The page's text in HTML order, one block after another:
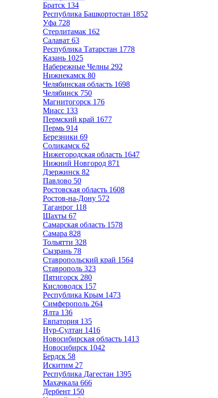
Братск 134
Республика Башкортостан 1852
Уфа 728
Стерлитамак 162
Салават 63
Республика Татарстан 1778
Казань 1025
Набережные Челны 292
Нижнекамск 80
Челябинская область 1698
Челябинск 750
Магнитогорск 176
Миасс 133
Пермский край 1677
Пермь 914
Березники 69
Соликамск 62
Нижегородская область 1647
Нижний Новгород 871
Дзержинск 82
Павлово 50
Ростовская область 1608
Ростов-на-Дону 572
Таганрог 118
Шахты 67
Самарская область 1578
Самара 828
Тольятти 328
Сызрань 78
Ставропольский край 1564
Ставрополь 323
Пятигорск 280
Кисловодск 157
Республика Крым 1473
Симферополь 264
Ялта 136
Евпатория 135
Нур-Султан 1416
Новосибирская область 1413
Новосибирск 1042
Бердск 58
Искитим 27
Республика Дагестан 1395
Махачкала 666
Дербент 150